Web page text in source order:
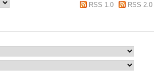
RSS 1.0
RSS 2.0